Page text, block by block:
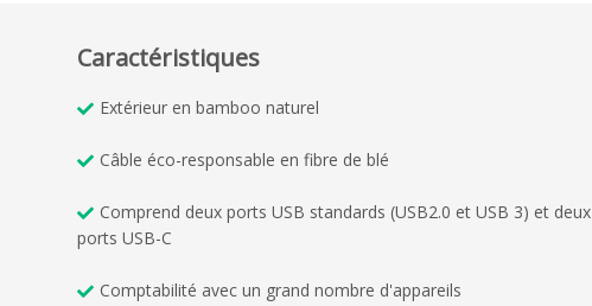
Caractéristiques
Extérieur en bamboo naturel
Câble éco-responsable en fibre de blé
Comprend deux ports USB standards (USB2.0 et USB 3) et deux
ports USB-C
Comptabilité avec un grand nombre d'appareils